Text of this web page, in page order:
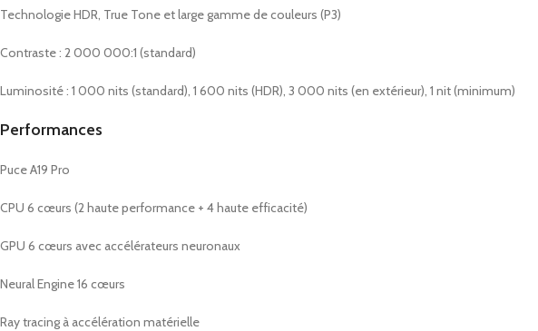
Technologie HDR, True Tone et large gamme de couleurs (P3)
Contraste : 2 000 000:1 (standard)
Luminosité : 1 000 nits (standard), 1 600 nits (HDR), 3 000 nits (en extérieur), 1 nit (minimum)
Performances
Puce A19 Pro
CPU 6 cœurs (2 haute performance + 4 haute efficacité)
GPU 6 cœurs avec accélérateurs neuronaux
Neural Engine 16 cœurs
Ray tracing à accélération matérielle